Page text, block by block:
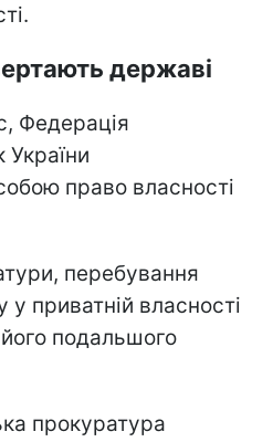
державі
Федерація
України
право власності
перебування
приватній власності
подальшого
прокуратура